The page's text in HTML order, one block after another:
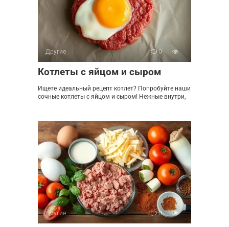
Другие 0
Котлеты с яйцом и сыром
Ищете идеальный рецепт котлет? Попробуйте наши
сочные котлеты с яйцом и сыром! Нежные внутри,
Другие 0